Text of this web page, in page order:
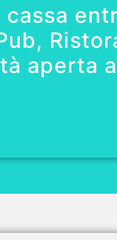
cassa
aperta